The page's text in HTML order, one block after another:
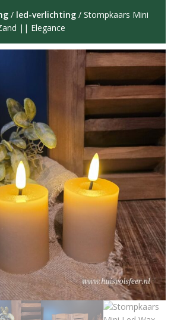
/ led-verlichting/ Stompkaars Mini
|| Elegance